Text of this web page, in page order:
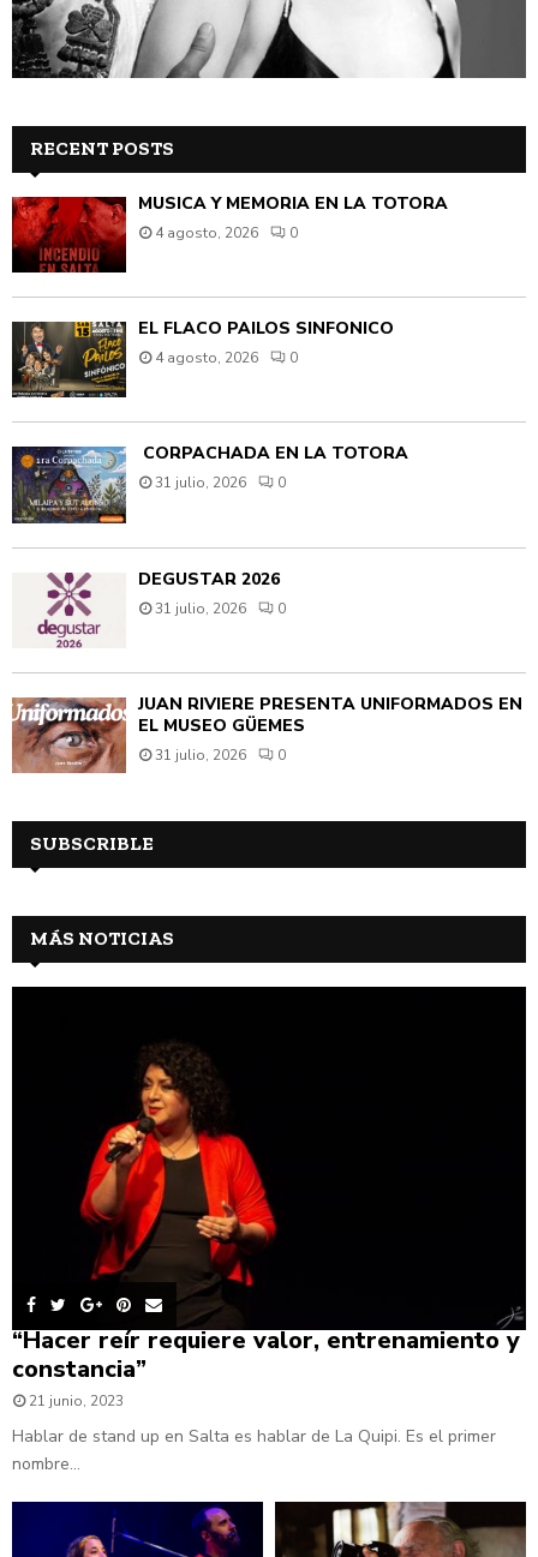
RECENT POSTS
MÚSICA Y MEMORIA EN LA TOTORA
4 agosto, 2026 0
EL FLACO PAILOS SINFÓNICO
4 agosto, 2026 0
CORPACHADA EN LA TOTORA
31 julio, 2026 0
DEGUSTAR 2026
31 julio, 2026 0
JUAN RIVIÈRE PRESENTA UNIFORMADOS EN
EL MUSEO GÜEMES
31 julio, 2026 0
SUBSCRIBLE
MÁS NOTICIAS
“Hacer reír requiere valor, entrenamiento y
constancia”
21 junio, 2023
Hablar de stand up en Salta es hablar de La Quipi. Es el primer
nombre...